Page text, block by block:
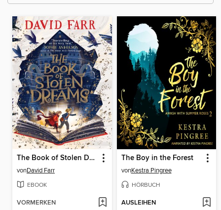
The Book of Stolen Dreams
vonDavid Farr
EBOOK
VORMERKEN
The Boy in the Forest
vonKestra Pingree
HÖRBUCH
AUSLEIHEN